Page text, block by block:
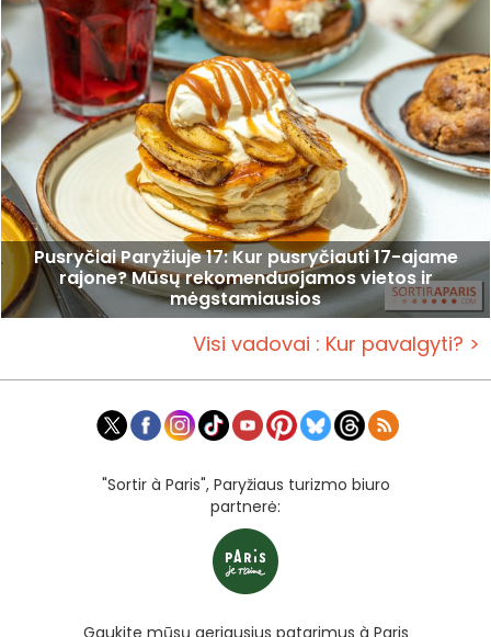
Pusryčiai Paryžiuje 17: Kur pusryčiauti 17-ajame
rajone? Mūsų rekomenduojamos vietos ir
mėgstamiausios
Visi vadovai : Kur pavalgyti? >
"Sortir à Paris", Paryžiaus turizmo biuro
partnerė: